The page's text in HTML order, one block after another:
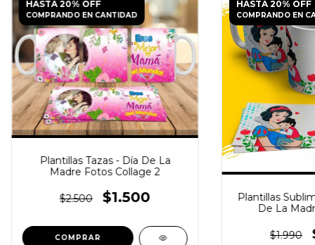
HASTA 20% OFF
COMPRANDO EN CANTIDAD
Plantillas Tazas - Día De La
Madre Fotos Collage 2
$2.500 $1.500
HASTA 20% OFF
COMPRANDO EN
Plantillas
De La
$1.990